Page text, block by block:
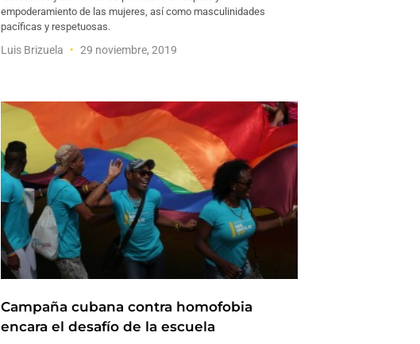
empoderamiento de las mujeres, así como masculinidades
pacíficas y respetuosas.
Luis Brizuela 29 noviembre, 2019
Campaña cubana contra homofobia
encara el desafío de la escuela